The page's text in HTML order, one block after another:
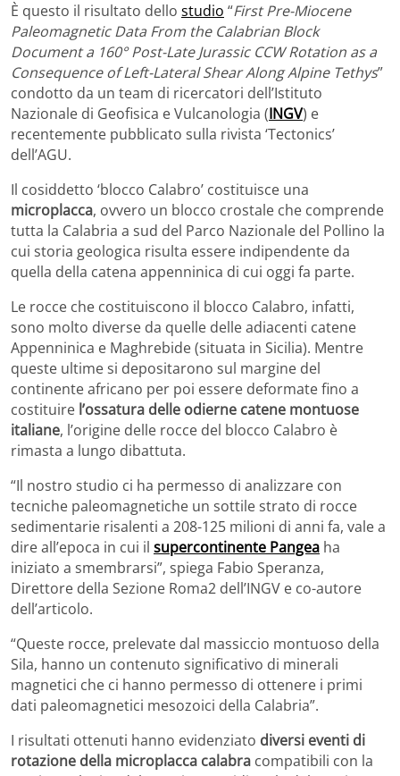
È questo il risultato dello studio “First Pre-Miocene
Paleomagnetic Data From the Calabrian Block
Document a 160° Post-Late Jurassic CCW Rotation as a
Consequence of Left-Lateral Shear Along Alpine Tethys”
condotto da un team di ricercatori dell’Istituto
Nazionale di Geofisica e Vulcanologia (INGV) e
recentemente pubblicato sulla rivista ‘Tectonics’
dell’AGU.
Il cosiddetto ‘blocco Calabro’ costituisce una
microplacca, ovvero un blocco crostale che comprende
tutta la Calabria a sud del Parco Nazionale del Pollino la
cui storia geologica risulta essere indipendente da
quella della catena appenninica di cui oggi fa parte.
Le rocce che costituiscono il blocco Calabro, infatti,
sono molto diverse da quelle delle adiacenti catene
Appenninica e Maghrebide (situata in Sicilia). Mentre
queste ultime si depositarono sul margine del
continente africano per poi essere deformate fino a
costituire l’ossatura delle odierne catene montuose
italiane, l’origine delle rocce del blocco Calabro è
rimasta a lungo dibattuta.
“Il nostro studio ci ha permesso di analizzare con
tecniche paleomagnetiche un sottile strato di rocce
sedimentarie risalenti a 208-125 milioni di anni fa, vale a
dire all’epoca in cui il supercontinente Pangea ha
iniziato a smembrarsi”, spiega Fabio Speranza,
Direttore della Sezione Roma2 dell’INGV e co-autore
dell’articolo.
“Queste rocce, prelevate dal massiccio montuoso della
Sila, hanno un contenuto significativo di minerali
magnetici che ci hanno permesso di ottenere i primi
dati paleomagnetici mesozoici della Calabria”.
I risultati ottenuti hanno evidenziato diversi eventi di
rotazione della microplacca calabra compatibili con la